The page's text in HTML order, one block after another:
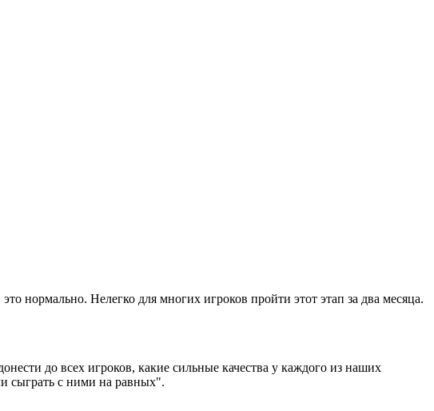
нормально. Нелегко для многих игроков пройти этот этап за два месяца.
до всех игроков, какие сильные качества у каждого из наших
сыграть с ними на равных".